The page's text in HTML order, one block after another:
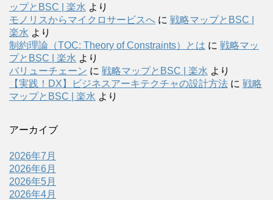
ップとBSC | 楽水 より
モノリスからマイクロサービスへ に 戦略マップとBSC |
楽水 より
制約理論（TOC: Theory of Constraints）とは に 戦略マッ
プとBSC | 楽水 より
バリューチェーン に 戦略マップとBSC | 楽水 より
【実践！DX】ビジネスアーキテクチャの設計方法 に 戦略
マップとBSC | 楽水 より
アーカイブ
2026年7月
2026年6月
2026年5月
2026年4月